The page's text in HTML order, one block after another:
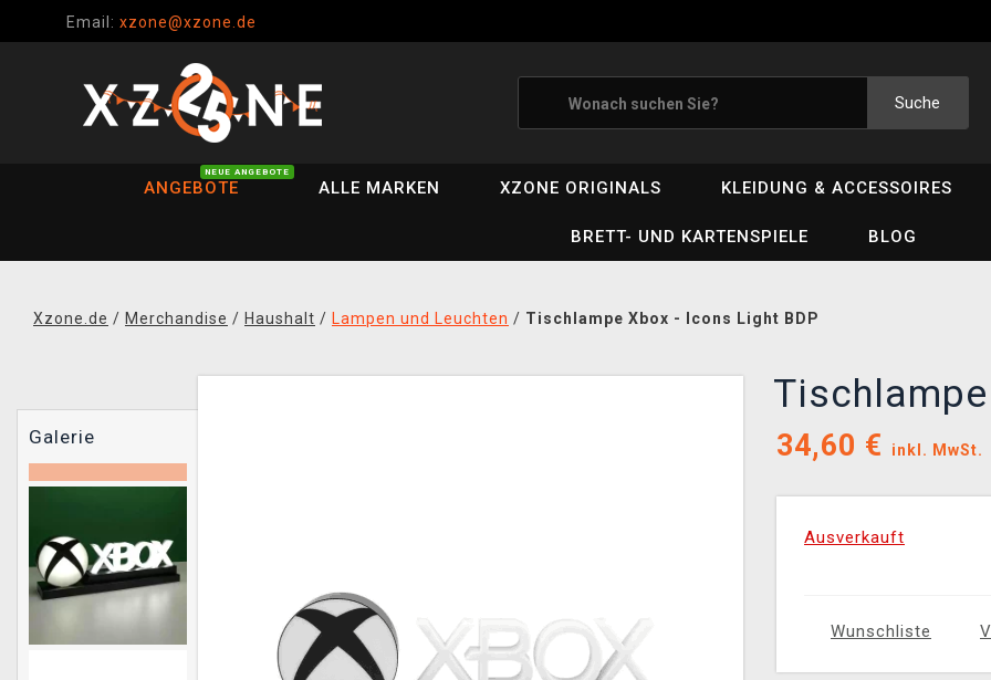
Email: xzone@xzone.de
Suche
ANGEBOTE
NEUE ANGEBOTE
ALLE MARKEN XZONE ORIGINALS KLEIDUNG & ACCESSOIRES
BRETT- UND KARTENSPIELE BLOG
Xzone.de / Merchandise / Haushalt / Lampen und Leuchten / Tischlampe Xbox - Icons Light BDP
Galerie 34,60 € inkl. MwSt.
Ausverkauft
Wunschliste